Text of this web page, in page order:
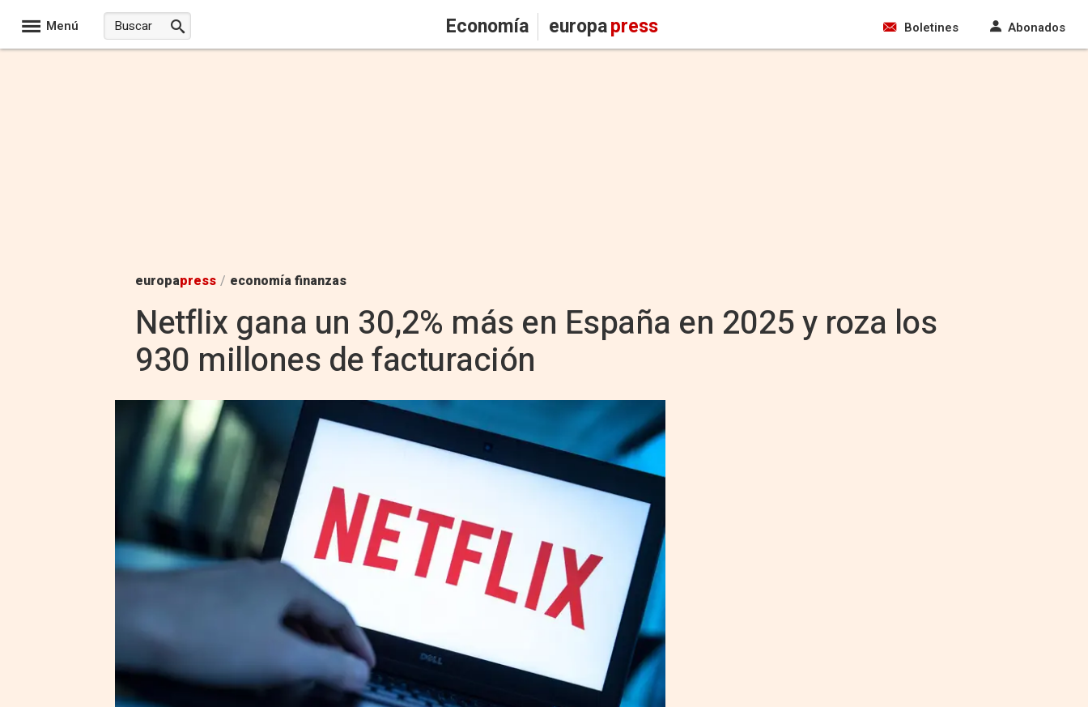
Menú Economía europapress Boletines Abonados
europapress / economía finanzas
Netflix gana un 30,2% más en España en 2025 y roza los
930 millones de facturación